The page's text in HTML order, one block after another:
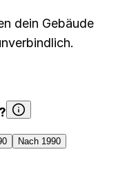
dein Gebäude
Nach 1990